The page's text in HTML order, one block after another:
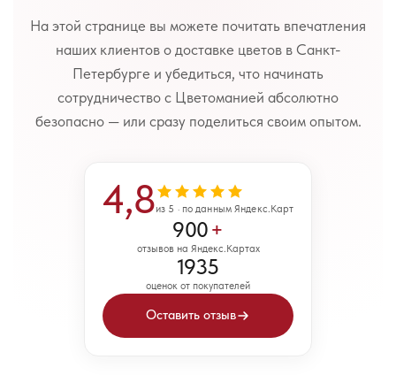
На этой странице вы можете почитать впечатления
наших клиентов о доставке цветов в Санкт-
Петербурге и убедиться, что начинать
сотрудничество с Цветоманией абсолютно
безопасно — или сразу поделиться своим опытом.
4,8из 5 · по данным Яндекс.Карт
900+
отзывов на Яндекс.Картах
1935
оценок от покупателей
Оставить отзыв